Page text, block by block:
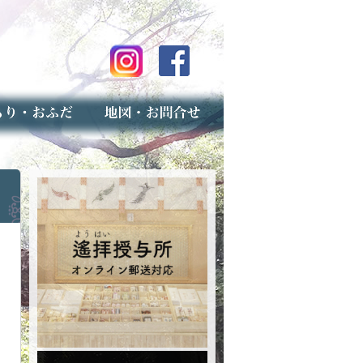
ご案内
げ（古いお守りのお取り扱い）
マップ
用フォーム（事前受付）